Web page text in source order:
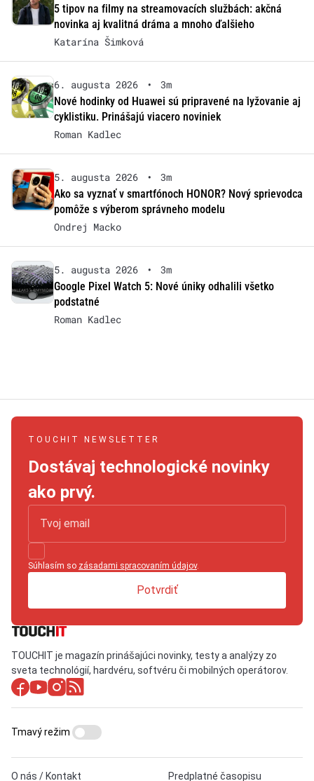
5 tipov na filmy na streamovacích službách: akčná
novinka aj kvalitná dráma a mnoho ďalšieho
Katarína Šimková
6. augusta 2026 •
3m
Nové hodinky od Huawei sú pripravené na lyžovanie aj
cyklistiku. Prinášajú viacero noviniek
Roman Kadlec
5. augusta 2026 •
3m
Ako sa vyznať v smartfónoch HONOR? Nový sprievodca
pomôže s výberom správneho modelu
Ondrej Macko
5. augusta 2026 •
3m
Google Pixel Watch 5: Nové úniky odhalili všetko
podstatné
Roman Kadlec
TOUCHIT NEWSLETTER
Dostávaj technologické novinky
ako prvý.
Súhlasím so zásadami spracovaním údajov.
Potvrdiť
TOUCHIT je magazín prinášajúci novinky, testy a analýzy zo
sveta technológií, hardvéru, softvéru či mobilných operátorov.
O nás / Kontakt Predplatné časopisu
Tmavý režim